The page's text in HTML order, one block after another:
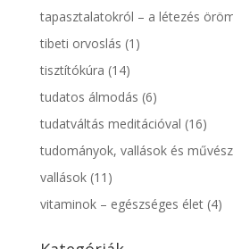
tapasztalatokról – a létezés
tibeti orvoslás (1)
tisztítókúra (14)
tudatos álmodás (6)
tudatváltás meditációval (16)
tudományok, vallások és
vallások(11)
vitaminok – egészséges élet(4)